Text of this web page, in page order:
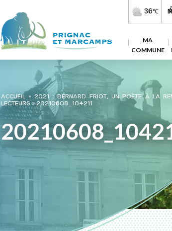
36℃
MA
COMMUNE
ACCUEIL»2021 : BERNARD FRIOT, UN POÈTE À LA
LECTEURS»20210608_104211